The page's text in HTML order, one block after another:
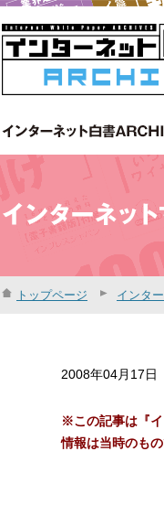
トップページ インタ
2008年04月17日
※この記事は『
情報は当時のもの